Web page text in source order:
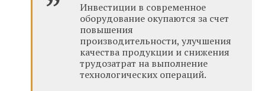
Инвестиции в современное
оборудование окупаются за счет
повышения
производительности, улучшения
качества продукции и снижения
трудозатрат на выполнение
технологических операций.